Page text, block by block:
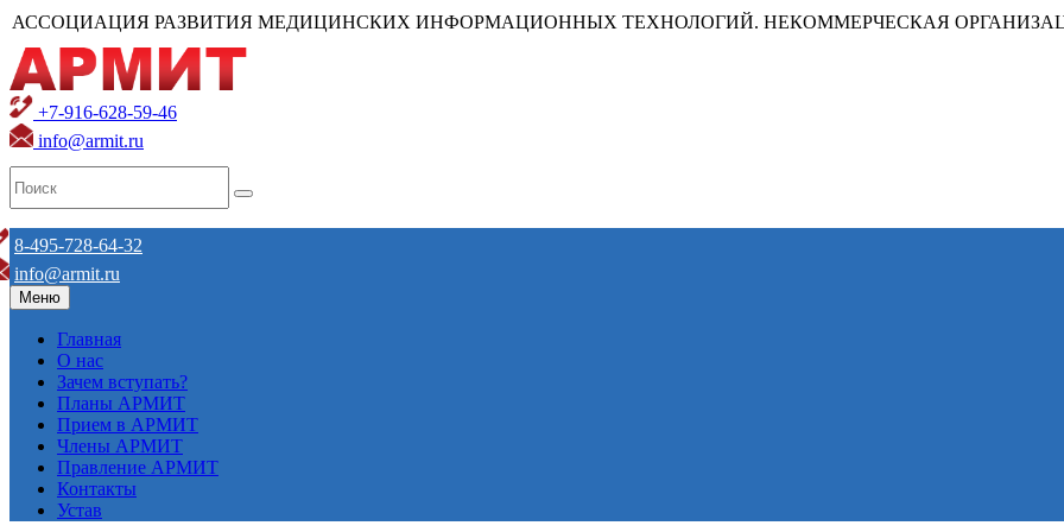
АССОЦИАЦИЯ РАЗВИТИЯ МЕДИЦИНСКИХ ИНФОРМАЦИОННЫХ ТЕХНОЛОГИЙ. НЕКОММЕРЧЕСКАЯ
+7-916-628-59-46
info@armit.ru
8-495-728-64-32
info@armit.ru
Меню
Главная
О нас
Зачем вступать?
Планы АРМИТ
Прием в АРМИТ
Члены АРМИТ
Правление АРМИТ
Контакты
Устав